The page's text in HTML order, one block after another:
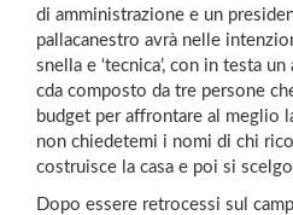
di amministrazione e un
pallacanestro avrà nelle
snella e ‘tecnica’, con in testa
cda composto da tre persone
budget per affrontare al meglio
non chiedetemi i nomi di chi
costruisce la casa e poi si
Dopo essere retrocessi sul